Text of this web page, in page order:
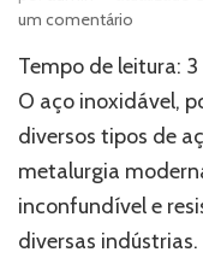
um comentário
os
tipos
aço
inox?
Tempo de leitura: 3
O aço inoxidável,
diversos tipos de
metalurgia
inconfundível e
diversas